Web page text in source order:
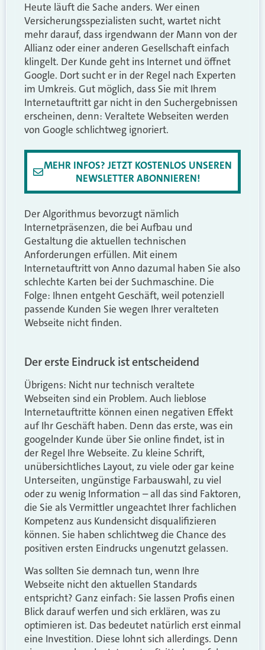
Heute läuft die Sache anders. Wer einen
Versicherungsspezialisten sucht, wartet nicht
mehr darauf, dass irgendwann der Mann von der
Allianz oder einer anderen Gesellschaft einfach
klingelt. Der Kunde geht ins Internet und öffnet
Google. Dort sucht er in der Regel nach Experten
im Umkreis. Gut möglich, dass Sie mit Ihrem
Internetauftritt gar nicht in den Suchergebnissen
erscheinen, denn: Veraltete Webseiten werden
von Google schlichtweg ignoriert.
MEHR INFOS? JETZT KOSTENLOS UNSEREN
NEWSLETTER ABONNIEREN!
Der Algorithmus bevorzugt nämlich
Internetpräsenzen, die bei Aufbau und
Gestaltung die aktuellen technischen
Anforderungen erfüllen. Mit einem
Internetauftritt von Anno dazumal haben Sie also
schlechte Karten bei der Suchmaschine. Die
Folge: Ihnen entgeht Geschäft, weil potenziell
passende Kunden Sie wegen Ihrer veralteten
Webseite nicht finden.
Der erste Eindruck ist entscheidend
Übrigens: Nicht nur technisch veraltete
Webseiten sind ein Problem. Auch lieblose
Internetauftritte können einen negativen Effekt
auf Ihr Geschäft haben. Denn das erste, was ein
googelnder Kunde über Sie online findet, ist in
der Regel Ihre Webseite. Zu kleine Schrift,
unübersichtliches Layout, zu viele oder gar keine
Unterseiten, ungünstige Farbauswahl, zu viel
oder zu wenig Information – all das sind Faktoren,
die Sie als Vermittler ungeachtet Ihrer fachlichen
Kompetenz aus Kundensicht disqualifizieren
können. Sie haben schlichtweg die Chance des
positiven ersten Eindrucks ungenutzt gelassen.
Was sollten Sie demnach tun, wenn Ihre
Webseite nicht den aktuellen Standards
entspricht? Ganz einfach: Sie lassen Profis einen
Blick darauf werfen und sich erklären, was zu
optimieren ist. Das bedeutet natürlich erst einmal
eine Investition. Diese lohnt sich allerdings. Denn